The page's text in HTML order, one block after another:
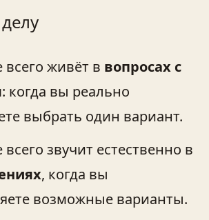
живёт в вопросах с
: когда вы реально
выбрать один вариант.
звучит естественно в
, когда вы
возможные варианты.